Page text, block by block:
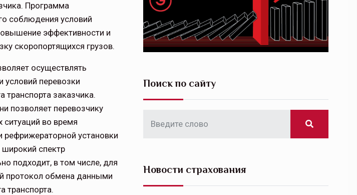
Программа
соблюдения условий
эффективности и
скоропортящихся грузов.
осуществлять
условий перевозки
транспорта заказчика.
позволяет перевозчику
во время
рефрижераторной установки
спектр
подходит, в том числе, для
протокол обмена данными
транспорта.
Поиск по сайту
Новости страхования